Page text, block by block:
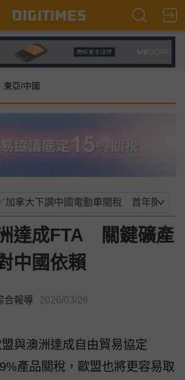
東亞/中國
達成FTA 關鍵礦產
中國依賴
合報導 2026/03/26
與澳洲達成自由貿易協定
產品關稅，歐盟也將更容易取